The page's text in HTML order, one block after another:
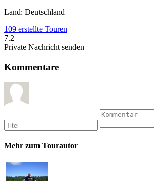
Land: Deutschland
109 erstellte Touren
7.2
Private Nachricht senden
Kommentare
Mehr zum Tourautor